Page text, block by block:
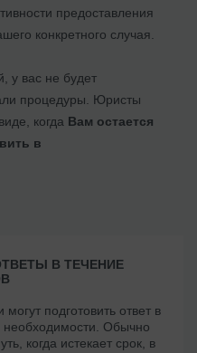
предоставления
конкретного случая.
у вас не будет
процедуры. Юристы
когда Вам остается
в
В ТЕЧЕНИЕ
подготовить ответ в
необходимости. Обычно
когда истекает срок, в